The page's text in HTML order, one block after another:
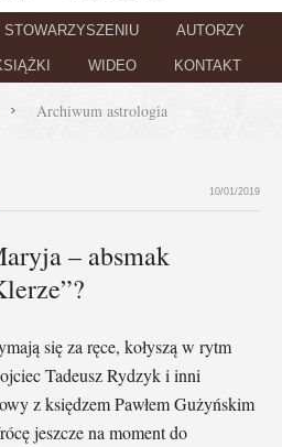
STOWARZYSZENIU AUTORZY
WIDEO KONTAKT
Archiwum astrologia
10/01/2019
– absmak
się za ręce, kołyszą w rytm
Tadeusz Rydzyk i inni
z księdzem Pawłem Gużyńskim
jeszcze na moment do